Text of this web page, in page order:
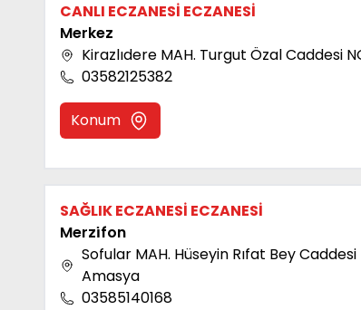
CANLI ECZANESİ ECZANESİ
Merkez
Kirazlıdere MAH. Turgut Özal Caddesi
03582125382
Konum
SAĞLIK ECZANESİ ECZANESİ
Merzi̇fon
Sofular MAH. Hüseyin Rıfat Bey
Amasya
03585140168